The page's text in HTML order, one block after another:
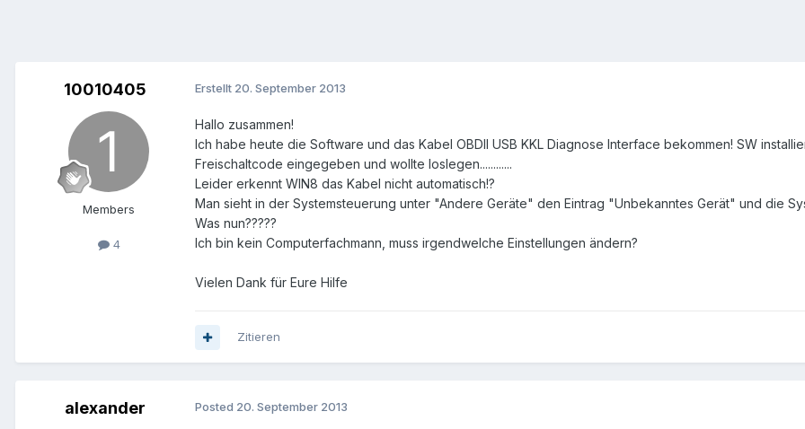
10010405
Members
4
Erstellt 20. September 2013
Hallo zusammen!
Ich habe heute die Software und das Kabel OBDII USB KKL Diagnose Interface bekommen! SW
Freischaltcode eingegeben und wollte loslegen............
Leider erkennt WIN8 das Kabel nicht automatisch!?
Man sieht in der Systemsteuerung unter "Andere Geräte" den Eintrag "Unbekanntes Gerät" und die
Was nun?????
Ich bin kein Computerfachmann, muss irgendwelche Einstellungen ändern?
Vielen Dank für Eure Hilfe
Zitieren
alexander Posted 20. September 2013